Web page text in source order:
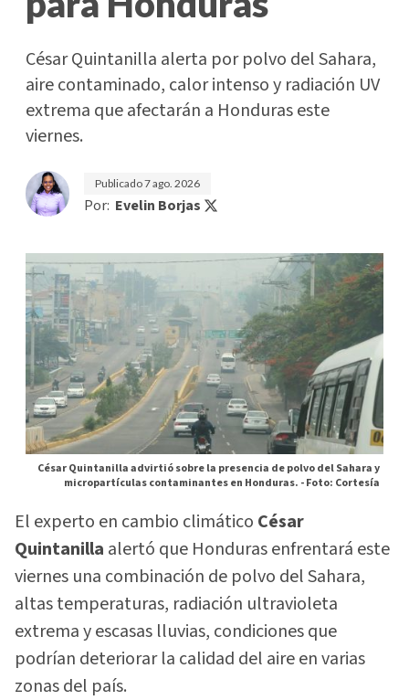
César Quintanilla alerta por polvo del Sahara,
aire contaminado, calor intenso y radiación UV
extrema que afectarán a Honduras este
viernes.
Publicado7 ago. 2026
Por: Evelin Borjas
César Quintanilla advirtió sobre la presencia de polvo del Sahara y
micropartículas contaminantes en Honduras. -Foto: Cortesía
El experto en cambio climático César
Quintanilla alertó que Honduras enfrentará este
viernes una combinación de polvo del Sahara,
altas temperaturas, radiación ultravioleta
extrema y escasas lluvias, condiciones que
podrían deteriorar la calidad del aire en varias
zonas del país.